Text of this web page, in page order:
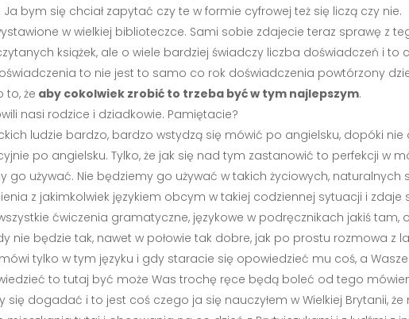
. Ja bym się chciał zapytać czy te w formie cyfrowej też się liczą czy nie.
w wielkiej biblioteczce. Sami sobie zdajecie teraz sprawę z
książek, ale o wiele bardziej świadczy liczba doświadczeń i to
to nie jest to samo co rok doświadczenia powtórzony
to, że aby cokolwiek zrobić to trzeba być w tym najlepszym.
nasi rodzice i dziadkowie. Pamiętacie?
ludzie bardzo, bardzo wstydzą się mówić po angielsku, dopóki
po angielsku. Tylko, że jak się nad tym zastanowić to perfekcji w
go używać. Nie będziemy go używać w takich życiowych, naturalnych
z jakimkolwiek językiem obcym w takiej codziennej sytuacji i
ćwiczenia gramatyczne, językowe w podręcznikach jakiś tam,
nie będzie tak, nawet w połowie tak dobre, jak po prostu rozmowa
tylko w tym języku i gdy staracie się opowiedzieć mu coś, a
to tutaj być może Was trochę ręce będą boleć od tego
się dogadać i to jest coś czego ja się nauczyłem w Wielkiej Brytanii,